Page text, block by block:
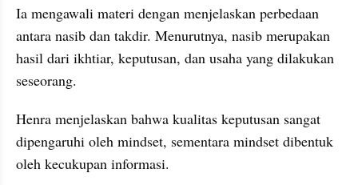
Ia mengawali materi dengan menjelaskan perbedaan
antara nasib dan takdir. Menurutnya, nasib merupakan
hasil dari ikhtiar, keputusan, dan usaha yang dilakukan
seseorang.
Henra menjelaskan bahwa kualitas keputusan sangat
dipengaruhi oleh mindset, sementara mindset dibentuk
oleh kecukupan informasi.